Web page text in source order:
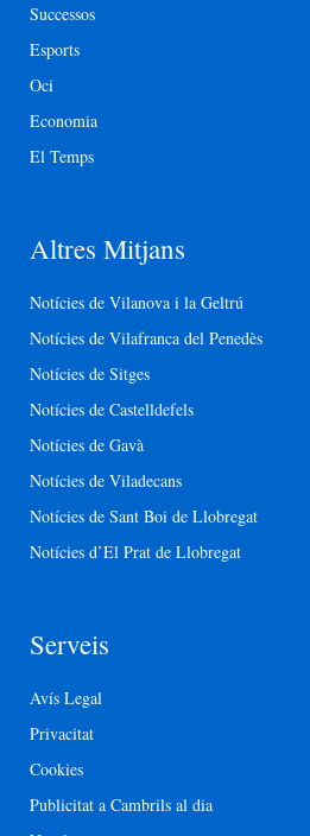
Successos
Esports
Oci
Economia
El Temps
Altres Mitjans
Notícies de Vilanova i la Geltrú
Notícies de Vilafranca del Penedès
Notícies de Sitges
Notícies de Castelldefels
Notícies de Gavà
Notícies de Viladecans
Notícies de Sant Boi de Llobregat
Notícies d’El Prat de Llobregat
Serveis
Avís Legal
Privacitat
Cookies
Publicitat a Cambrils al dia